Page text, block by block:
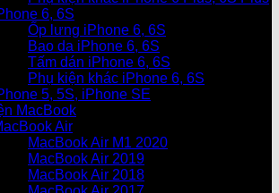
6, 6S
Ốp lưng iPhone 6, 6S
Bao da iPhone 6, 6S
Tấm dán iPhone 6, 6S
Phụ kiện khác iPhone 6, 6S
5, 5S, iPhone SE
MacBook
Air
MacBook Air M1 2020
MacBook Air 2019
MacBook Air 2018